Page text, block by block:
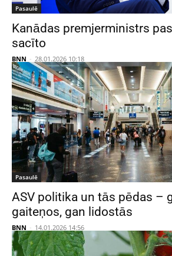
Pasaulē
Kanādas premjerministrs
sacīto
BNN - 28.01.2026 10:18
Pasaulē
ASV politika un tās pēdas –
gaiteņos, gan lidostās
BNN - 14.01.2026 14:56